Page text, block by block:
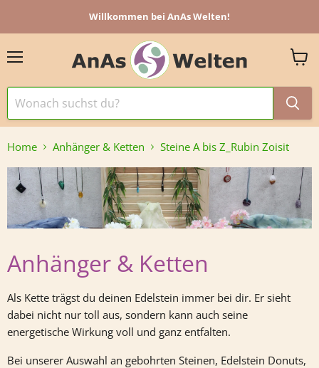
Willkommen bei AnAs Welten!
Home Anhänger & Ketten Steine A bis Z_Rubin Zoisit
Anhänger & Ketten
Als Kette trägst du deinen Edelstein immer bei dir. Er sieht
dabei nicht nur toll aus, sondern kann auch seine
energetische Wirkung voll und ganz entfalten.
Bei unserer Auswahl an gebohrten Steinen, Edelstein Donuts,